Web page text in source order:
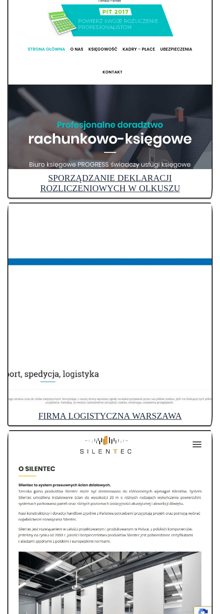
SPORZĄDZANIE DEKLARACJI
ROZLICZENIOWYCH W OLKUSZU
FIRMA LOGISTYCZNA WARSZAWA